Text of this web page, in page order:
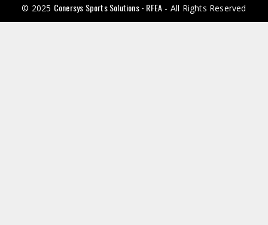
© 2025 Conersys Sports Solutions - RFEA - All Rights Reserved